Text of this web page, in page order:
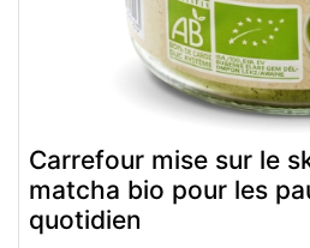
Carrefour mise sur le
matcha bio pour les
quotidien